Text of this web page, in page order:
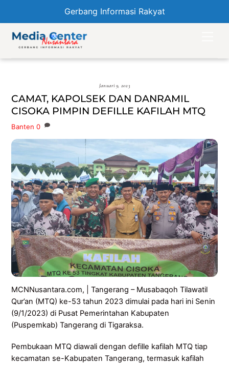
Gerbang Informasi Rakyat
content
Januari 9, 2023
CAMAT, KAPOLSEK DAN DANRAMIL
CISOKA PIMPIN DEFILLE KAFILAH MTQ
Banten 0
MCNNusantara.com, | Tangerang – Musabaqoh Tilawatil
Qur’an (MTQ) ke-53 tahun 2023 dimulai pada hari ini Senin
(9/1/2023) di Pusat Pemerintahan Kabupaten
(Puspemkab) Tangerang di Tigaraksa.
Pembukaan MTQ diawali dengan defille kafilah MTQ tiap
kecamatan se-Kabupaten Tangerang, termasuk kafilah